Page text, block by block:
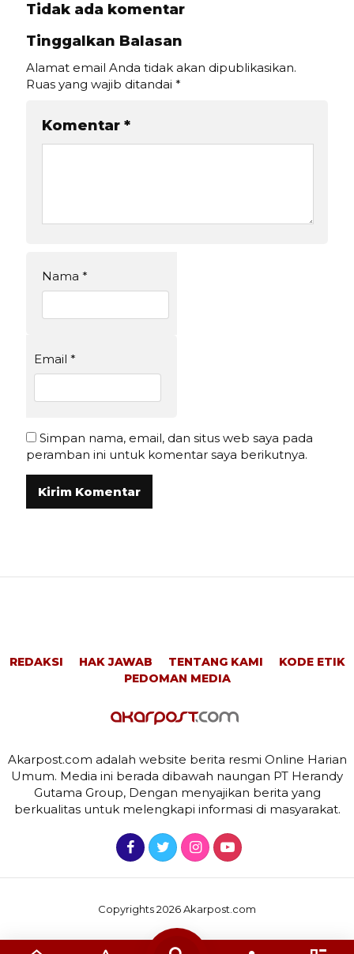
Tidak ada komentar
Tinggalkan Balasan
Alamat email Anda tidak akan dipublikasikan.
Ruas yang wajib ditandai *
Komentar *
Nama *
Email *
Simpan nama, email, dan situs web saya pada
peramban ini untuk komentar saya berikutnya.
REDAKSI HAK JAWAB TENTANG KAMI
KODE ETIK
PEDOMAN MEDIA
Akarpost.com adalah website berita resmi Online Harian
Umum. Media ini berada dibawah naungan PT Herandy
Gutama Group, Dengan menyajikan berita yang
berkualitas untuk melengkapi informasi di masyarakat.
Copyrights 2026 Akarpost.com